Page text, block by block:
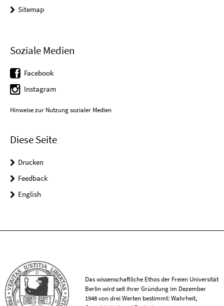
Sitemap
Soziale Medien
Facebook
Instagram
Hinweise zur Nutzung sozialer Medien
Diese Seite
Drucken
Feedback
English
Das wissenschaftliche Ethos der Freien Universität
Berlin wird seit ihrer Gründung im Dezember
1948 von drei Werten bestimmt: Wahrheit,